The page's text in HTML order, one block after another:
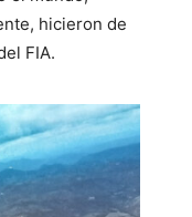
hicieron de
FIA.